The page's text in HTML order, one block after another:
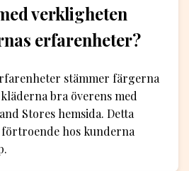
verkligheten
erfarenheter?
stämmer färgerna
bra överens med
Stores hemsida. Detta
hos kunderna